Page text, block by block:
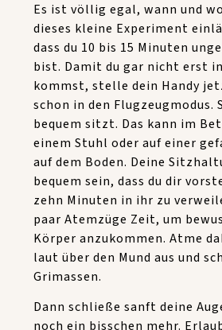
Es ist völlig egal, wann und
dieses kleine Experiment
dass du 10 bis 15 Minuten
bist. Damit du gar nicht erst
kommst, stelle dein Handy
schon in den Flugzeugmodus.
bequem sitzt. Das kann im
einem Stuhl oder auf einer
auf dem Boden. Deine
bequem sein, dass du dir
zehn Minuten in ihr zu
paar Atemzüge Zeit, um
Körper anzukommen. Atme
laut über den Mund aus und
Grimassen.
Dann schließe sanft deine
noch ein bisschen mehr.